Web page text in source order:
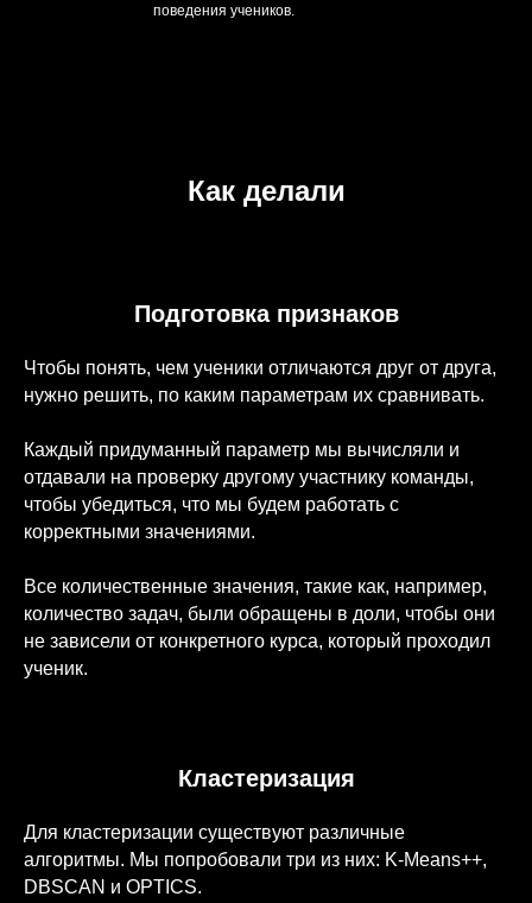
поведения учеников.
Как делали
Подготовка признаков
Чтобы понять, чем ученики отличаются друг от друга,
нужно решить, по каким параметрам их сравнивать.
Каждый придуманный параметр мы вычисляли и
отдавали на проверку другому участнику команды,
чтобы убедиться, что мы будем работать с
корректными значениями.
Все количественные значения, такие как, например,
количество задач, были обращены в доли, чтобы они
не зависели от конкретного курса, который проходил
ученик.
Кластеризация
Для кластеризации существуют различные
алгоритмы. Мы попробовали три из них: K-Means++,
DBSCAN и OPTICS.